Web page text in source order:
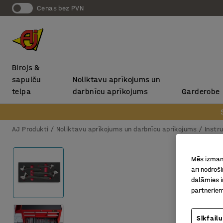
Cenas bez PVN
Birojs &
sapulču
telpa
Noliktavu aprīkojums un
darbnīcu aprīkojums
Garderobe
AJ Produkti Noliktavu aprīkojums un darbnīcu aprīkojums
Mēs
arī
dalāmies